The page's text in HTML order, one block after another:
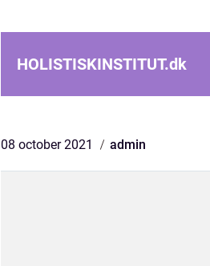
HOLISTISKINSTITUT.dk
08 october 2021 admin